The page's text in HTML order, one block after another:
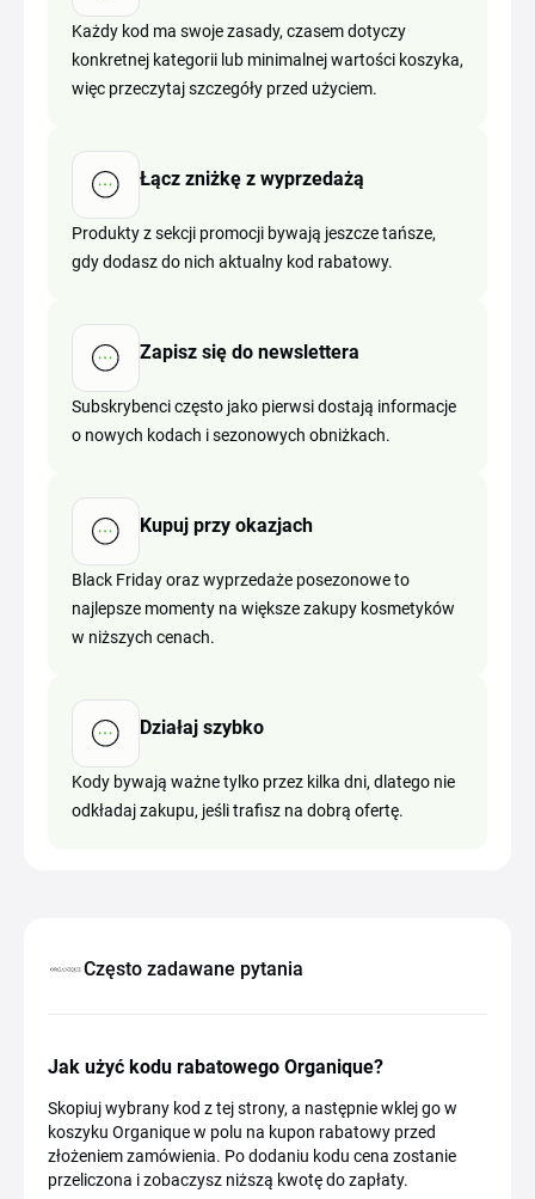
Każdy kod ma swoje zasady, czasem dotyczy
konkretnej kategorii lub minimalnej wartości koszyka,
więc przeczytaj szczegóły przed użyciem.
Łącz zniżkę z wyprzedażą
Produkty z sekcji promocji bywają jeszcze tańsze,
gdy dodasz do nich aktualny kod rabatowy.
Zapisz się do newslettera
Subskrybenci często jako pierwsi dostają informacje
o nowych kodach i sezonowych obniżkach.
Kupuj przy okazjach
Black Friday oraz wyprzedaże posezonowe to
najlepsze momenty na większe zakupy kosmetyków
w niższych cenach.
Działaj szybko
Kody bywają ważne tylko przez kilka dni, dlatego nie
odkładaj zakupu, jeśli trafisz na dobrą ofertę.
Często zadawane pytania
Jak użyć kodu rabatowego Organique?
Skopiuj wybrany kod z tej strony, a następnie wklej go w
koszyku Organique w polu na kupon rabatowy przed
złożeniem zamówienia. Po dodaniu kodu cena zostanie
przeliczona i zobaczysz niższą kwotę do zapłaty.